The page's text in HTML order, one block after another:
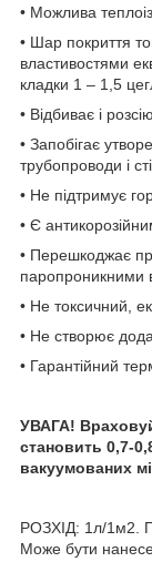
• Можлива
• Шар покриття
властивостями
кладки 1 – 1,5
• Відбиває і
• Запобігає
трубопроводи і
• Не підтримує
• Є
• Перешкоджає
паропроникними
• Не токсичний,
• Не створює
• Гарантійний
УВАГА!
становить 0,7-
вакуумованих
РОЗХІД: 1л/1м2.
Може бути